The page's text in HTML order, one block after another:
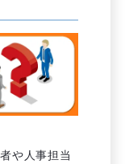
や人事担当